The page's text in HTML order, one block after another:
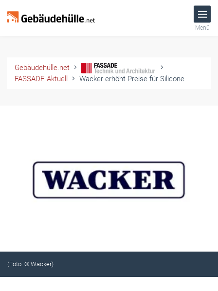
Menü
Gebäudehülle.net
FASSADE Aktuell
Wacker erhöht Preise für Silicone
(Foto: © Wacker)